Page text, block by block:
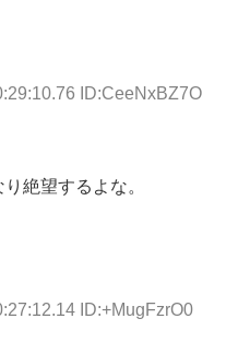
ID:CeeNxBZ7O
絶望するよな。
ID:+MugFzrO0